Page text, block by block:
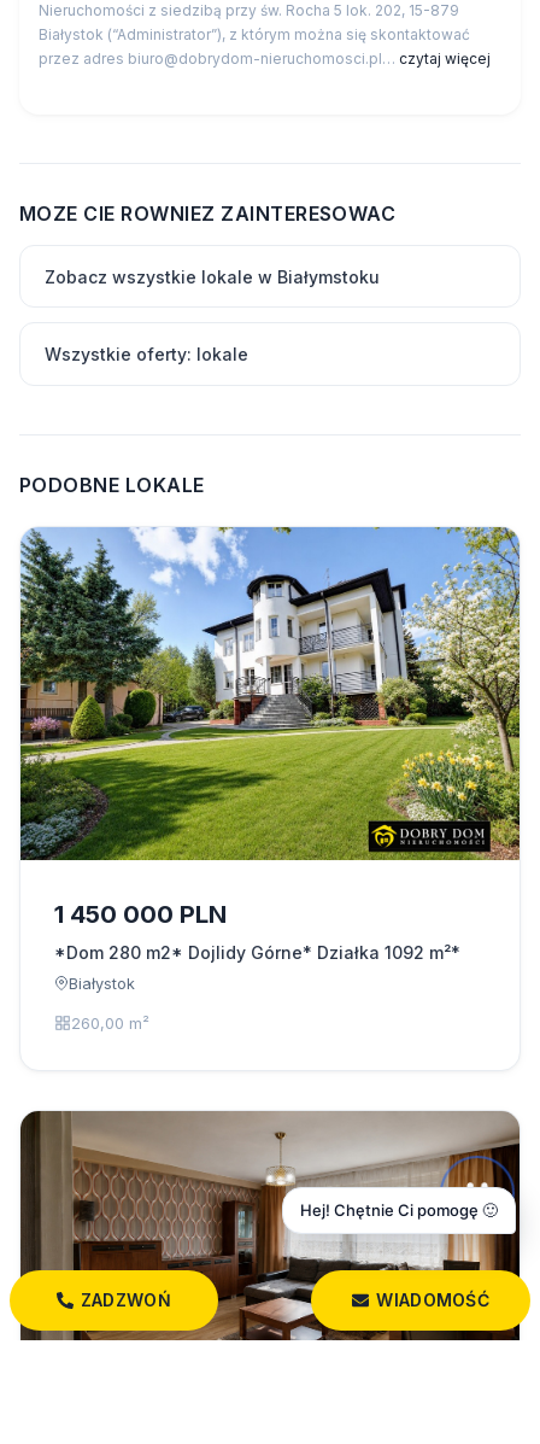
Nieruchomości z siedzibą przy św. Rocha 5 lok. 202, 15-879
Białystok (“Administrator”), z którym można się skontaktować
przez adres biuro@dobrydom-nieruchomosci.pl… czytaj więcej
MOZE CIE ROWNIEZ ZAINTERESOWAC
Zobacz wszystkie lokale w Białymstoku
Wszystkie oferty: lokale
PODOBNE LOKALE
1 450 000 PLN
*Dom 280 m2* Dojlidy Górne* Działka 1092 m²*
Białystok
260,00 m²
ZADZWOŃ WIADOMOŚĆ
Hej! Chętnie Ci pomogę 🙂